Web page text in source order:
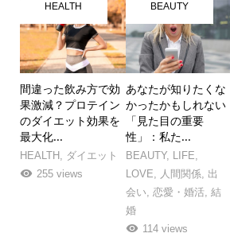
間違った飲み方で効
果激減？プロテイン
のダイエット効果を
最大化...
HEALTH , ダイエット
255 views
HEALTH
あなたが知りたくな
かったかもしれない
「見た目の重要
性」：私た...
BEAUTY, LIFE,
LOVE, 人間関係, 出
会い, 恋愛・婚活, 結
婚
114 views
BEAUTY